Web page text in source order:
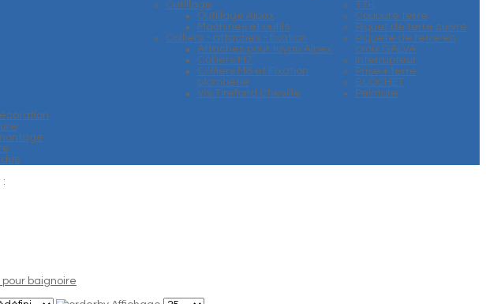
Outillage
Outillage Alpex
Machines et outils
Colliers - attaches - fixation
Attaches pour tuyau Alpex
Colliers M7
Colliers M8 et Fixation
plomberie
Vis Tirefond Cheville
TTH
Coupure terre
Piquet de terre cuivre
Piquete de terre en
croix GALVA
Interrupteur
Prise + terre
BLOCHET
Peinture
:
baignoire